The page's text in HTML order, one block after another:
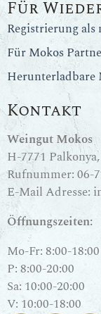
Für
Registrierung
Für Mokos
Herunterladbare
Kontakt
Weingut Mokos
H-7771
Rufnummer:06-
E-Mail Adresse:
Öffnungszeiten:
Mo-Fr: 8:00-18:00
P: 8:00-20:00
Sa: 10:00-20:00
V: 10:00-18:00